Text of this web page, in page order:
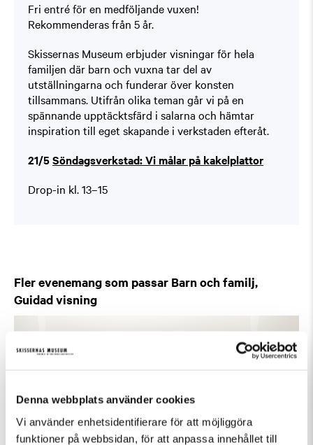
Denna webbplats använder cookies
Vi använder enhetsidentifierare för att möjliggöra
funktioner på webbsidan, för att anpassa innehållet till
Fri entré för en medföljande vuxen!
Rekommenderas från 5 år.
Skissernas Museum erbjuder visningar för hela
familjen där barn och vuxna tar del av
utställningarna och funderar över konsten
tillsammans. Utifrån olika teman går vi på en
spännande upptäcktsfärd i salarna och hämtar
inspiration till eget skapande i verkstaden efteråt.
21/5Söndagsverkstad: Vi målar på kakelplattor
Drop-in kl. 13–15
Fler evenemang som passar Barn och familj,
Guidad visning